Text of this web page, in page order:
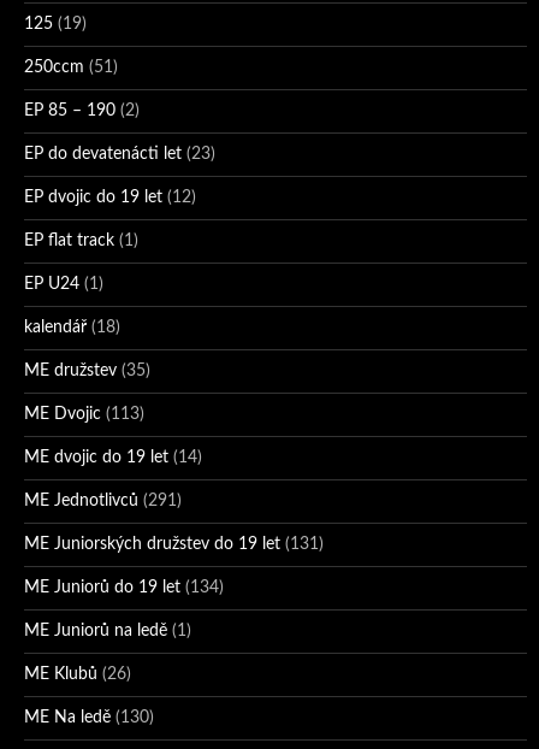
125 (19)
250ccm (51)
EP 85 – 190 (2)
EP do devatenácti let (23)
EP dvojic do 19 let (12)
EP flat track (1)
EP U24 (1)
kalendář (18)
ME družstev (35)
ME Dvojic (113)
ME dvojic do 19 let (14)
ME Jednotlivců (291)
ME Juniorských družstev do 19 let (131)
ME Juniorů do 19 let (134)
ME Juniorů na ledě (1)
ME Klubů (26)
ME Na ledě (130)